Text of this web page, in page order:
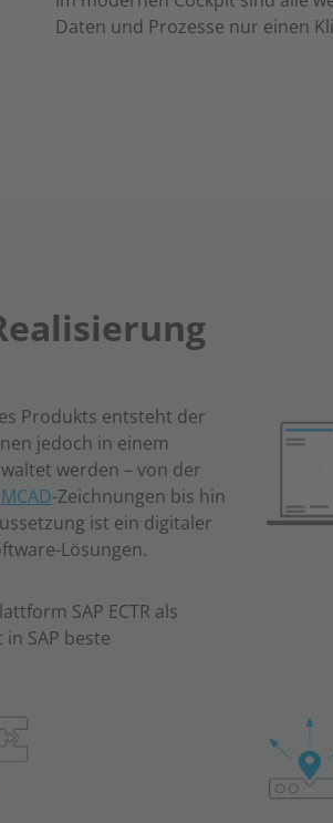
Daten und Prozesse nur einen
Produkts entsteht der
jedoch in einem
werden – von der
MCAD-Zeichnungen bis hin
ist ein digitaler
Lösungen.
SAP ECTR als
SAP beste